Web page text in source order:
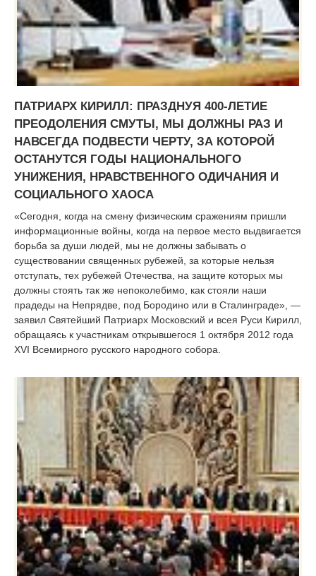
ПАТРИАРХ КИРИЛЛ: ПРАЗДНУЯ 400-ЛЕТИЕ
ПРЕОДОЛЕНИЯ СМУТЫ, МЫ ДОЛЖНЫ РАЗ И
НАВСЕГДА ПОДВЕСТИ ЧЕРТУ, ЗА КОТОРОЙ
ОСТАНУТСЯ ГОДЫ НАЦИОНАЛЬНОГО
УНИЖЕНИЯ, НРАВСТВЕННОГО ОДИЧАНИЯ И
СОЦИАЛЬНОГО ХАОСА
«Сегодня, когда на смену физическим сражениям пришли
информационные войны, когда на первое место выдвигается
борьба за души людей, мы не должны забывать о
существовании священных рубежей, за которые нельзя
отступать, тех рубежей Отечества, на защите которых мы
должны стоять так же непоколебимо, как стояли наши
прадеды на Непрядве, под Бородино или в Сталинграде», —
заявил Святейший Патриарх Московский и всея Руси Кирилл,
обращаясь к участникам открывшегося 1 октября 2012 года
XVI Всемирного русского народного собора.